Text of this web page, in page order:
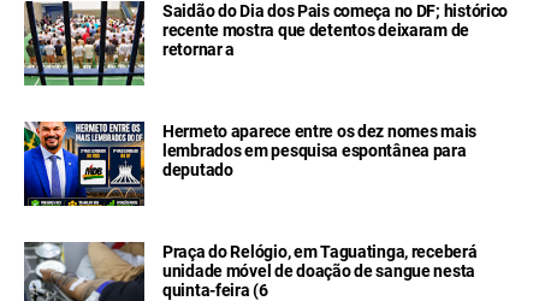
Saidão do Dia dos Pais começa no DF; histórico
recente mostra que detentos deixaram de
retornar a
Hermeto aparece entre os dez nomes mais
lembrados em pesquisa espontânea para
deputado
Praça do Relógio, em Taguatinga, receberá
unidade móvel de doação de sangue nesta
quinta-feira (6